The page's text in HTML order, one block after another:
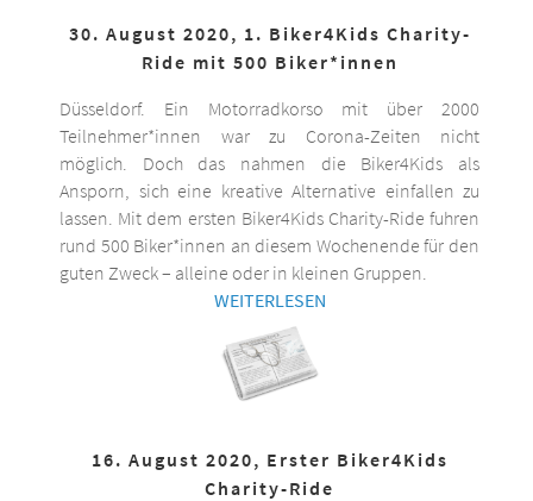
30. August 2020, 1. Biker4Kids Charity-
Ride mit 500 Biker*innen
Düsseldorf. Ein Motorradkorso mit über 2000
Teilnehmer*innen war zu Corona-Zeiten nicht
möglich. Doch das nahmen die Biker4Kids als
Ansporn, sich eine kreative Alternative einfallen zu
lassen. Mit dem ersten Biker4Kids Charity-Ride fuhren
rund 500 Biker*innen an diesem Wochenende für den
guten Zweck – alleine oder in kleinen Gruppen.
WEITERLESEN
16. August 2020, Erster Biker4Kids
Charity-Ride